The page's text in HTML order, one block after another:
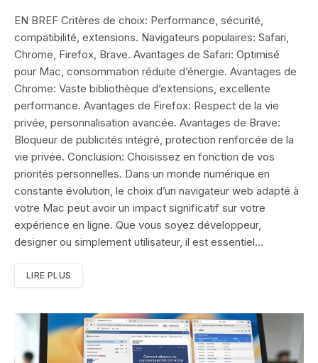
EN BREF Critères de choix: Performance, sécurité,
compatibilité, extensions. Navigateurs populaires: Safari,
Chrome, Firefox, Brave. Avantages de Safari: Optimisé
pour Mac, consommation réduite d’énergie. Avantages de
Chrome: Vaste bibliothèque d’extensions, excellente
performance. Avantages de Firefox: Respect de la vie
privée, personnalisation avancée. Avantages de Brave:
Bloqueur de publicités intégré, protection renforcée de la
vie privée. Conclusion: Choisissez en fonction de vos
priorités personnelles. Dans un monde numérique en
constante évolution, le choix d’un navigateur web adapté à
votre Mac peut avoir un impact significatif sur votre
expérience en ligne. Que vous soyez développeur,
designer ou simplement utilisateur, il est essentiel…
LIRE PLUS